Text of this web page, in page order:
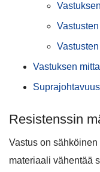
Vastuksen
Suprajohtavuus
Resistenssin
Vastus on
materiaali vähentää